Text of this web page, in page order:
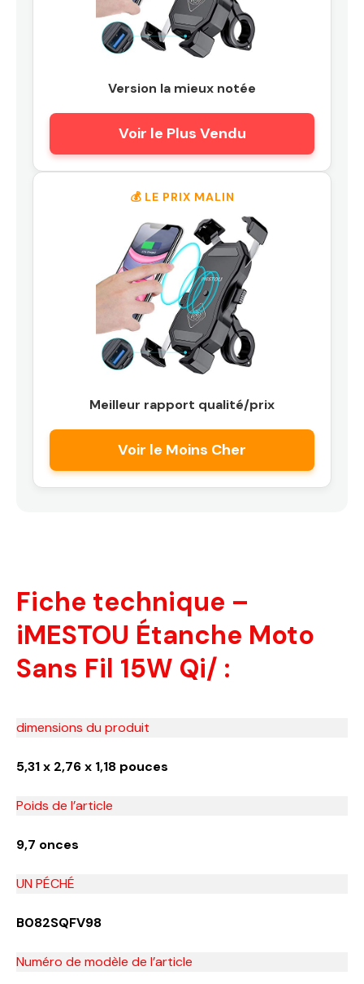
Version la mieux notée
Voir le Plus Vendu
💰 LE PRIX MALIN
Meilleur rapport qualité/prix
Voir le Moins Cher
Fiche technique –
iMESTOU Étanche Moto
Sans Fil 15W Qi/ :
dimensions du produit
5,31 x 2,76 x 1,18 pouces
Poids de l’article
9,7 onces
UN PÉCHÉ
B082SQFV98
Numéro de modèle de l’article